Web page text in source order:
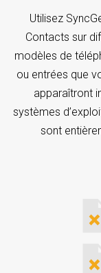
Utilisez
Contacts sur
modèles de
ou entrées que
apparaîtront
systèmes
sont